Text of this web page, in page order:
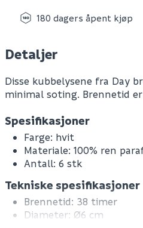
180 dagers åpent kjøp
Detaljer
Disse kubbelysene fra Day
minimal soting. Brennetid
Spesifikasjoner
Farge: hvit
Materiale: 100% ren
Antall: 6 stk
Tekniske spesifikasjoner
Brennetid: 38 timer
Diameter: Ø6 cm